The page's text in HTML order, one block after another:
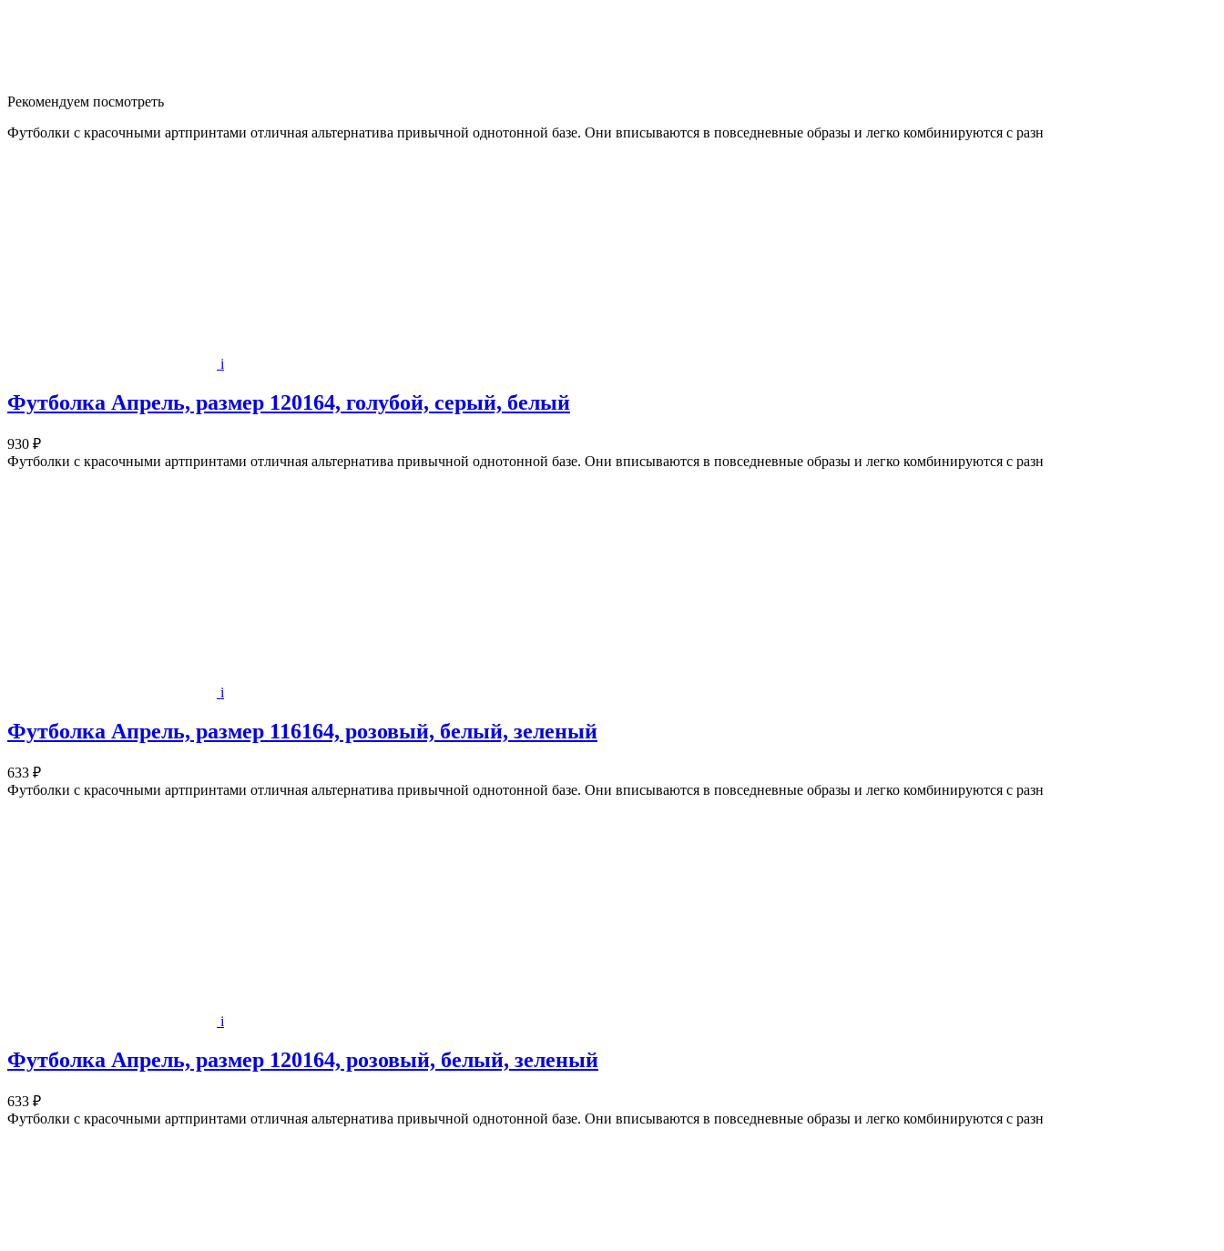
Рекомендуем посмотреть
Футболки с красочными артпринтами отличная альтернатива привычной однотонной базе. Они вписываются в повседневные образы и легко комбинируются с разн
i
Футболка Апрель, размер 120164, голубой, серый, белый
930 ₽
Футболки с красочными артпринтами отличная альтернатива привычной однотонной базе. Они вписываются в повседневные образы и легко комбинируются с разн
i
Футболка Апрель, размер 116164, розовый, белый, зеленый
633 ₽
Футболки с красочными артпринтами отличная альтернатива привычной однотонной базе. Они вписываются в повседневные образы и легко комбинируются с разн
i
Футболка Апрель, размер 120164, розовый, белый, зеленый
633 ₽
Футболки с красочными артпринтами отличная альтернатива привычной однотонной базе. Они вписываются в повседневные образы и легко комбинируются с разн